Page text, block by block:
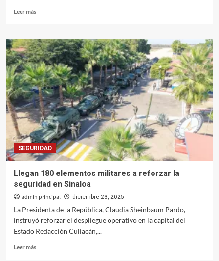
Leer másLeer
Rocha
da
certeza
jurídica
a
familias
de
El
Ranchito,
les
entrega
escrituras
de
sus
SEGURIDAD
Llegan 180 elementos militares a reforzar la
seguridad en Sinaloa
admin principal diciembre 23, 2025
La Presidenta de la República, Claudia Sheinbaum Pardo,
instruyó reforzar el despliegue operativo en la capital del
Estado Redacción Culiacán,...
Leer másLeer